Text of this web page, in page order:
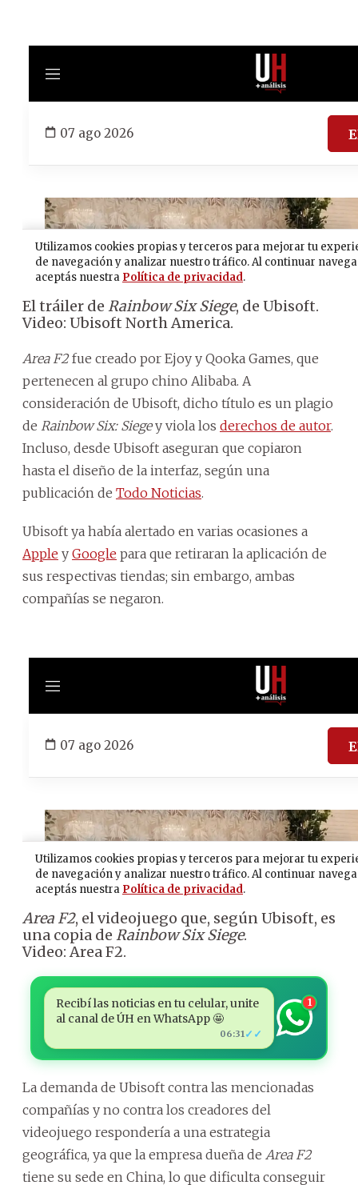
El tráiler de Rainbow Six Siege, de Ubisoft.
Video: Ubisoft North America.
Area F2fue creado por Ejoy y Qooka Games, que
pertenecen al grupo chino Alibaba. A
consideración de Ubisoft, dicho título es un plagio
de Rainbow Six: Siegey viola los derechos de autor.
Incluso, desde Ubisoft aseguran que copiaron
hasta el diseño de la interfaz, según una
publicación de Todo Noticias.
Ubisoft ya había alertado en varias ocasiones a
Apple y Google para que retiraran la aplicación de
sus respectivas tiendas; sin embargo, ambas
compañías se negaron.
Area F2, el videojuego que, según Ubisoft, es
una copia de Rainbow Six Siege.
Video: Area F2.
Recibí las noticias en tu celular, unite
al canal de ÚH en WhatsApp 🤩
06:31 ✓✓
1
La demanda de Ubisoft contra las mencionadas
compañías y no contra los creadores del
videojuego respondería a una estrategia
geográfica, ya que la empresa dueña de Area F2
tiene su sede en China, lo que dificulta conseguir